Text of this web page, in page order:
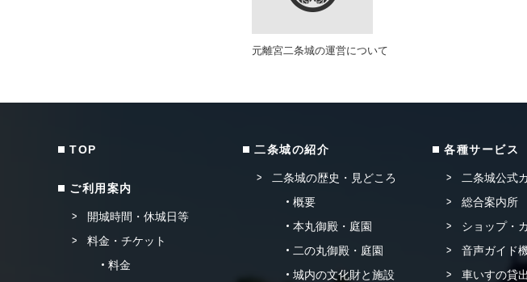
元離宮二条城の運営について
TOP
ご利用案内
開城時間・休城日等
料金・チケット
料金
二条城の紹介
二条城の歴史・見どころ
概要
本丸御殿・庭園
二の丸御殿・庭園
城内の文化財と施設
各種サービス
二条城公式
総合案内所
ショップ・
音声ガイド
車いすの貸